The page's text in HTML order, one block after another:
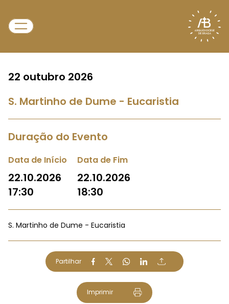
22 outubro 2026
S. Martinho de Dume - Eucaristia
Duração do Evento
Data de Início
22.10.2026
17:30
Data de Fim
22.10.2026
18:30
S. Martinho de Dume - Eucaristia
Partilhar
Imprimir